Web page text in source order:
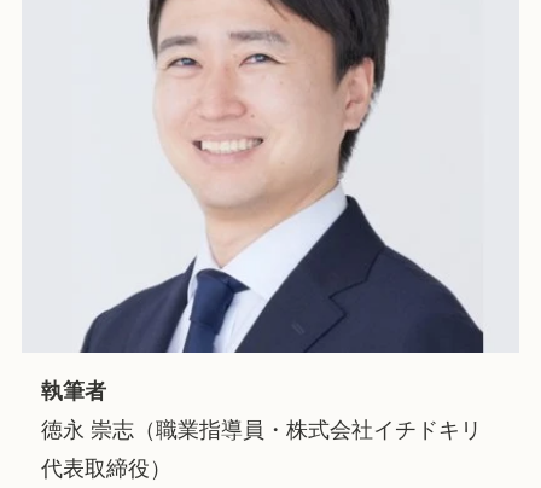
執筆者
徳永 崇志（職業指導員・株式会社イチドキリ
代表取締役）